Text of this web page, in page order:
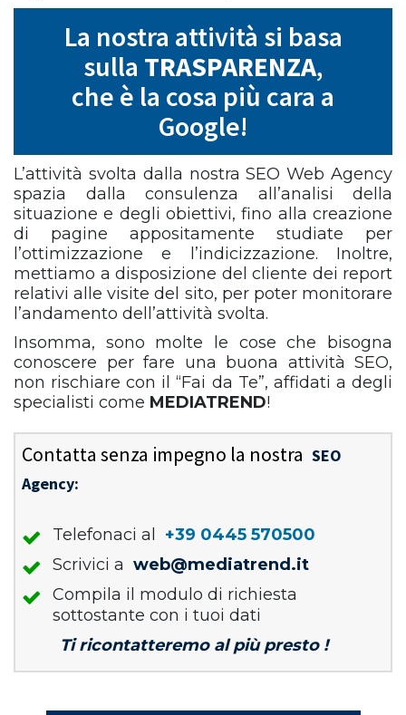
La nostra attività si basa
sulla TRASPARENZA,
che è la cosa più cara a
Google!
L’attività svolta dalla nostra SEO Web Agency
spazia dalla consulenza all’analisi della
situazione e degli obiettivi, fino alla creazione
di pagine appositamente studiate per
l’ottimizzazione e l’indicizzazione. Inoltre,
mettiamo a disposizione del cliente dei report
relativi alle visite del sito, per poter monitorare
l’andamento dell’attività svolta.
Insomma, sono molte le cose che bisogna
conoscere per fare una buona attività SEO,
non rischiare con il “Fai da Te”, affidati a degli
specialisti come MEDIATREND!
Contatta senza impegno la nostra SEO
Agency:
Telefonaci al
+39 0445 570500
Scrivici a web@mediatrend.it
Compila il modulo di richiesta
sottostante con i tuoi dati
Ti ricontatteremo al più presto !